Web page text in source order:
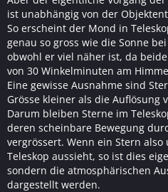
ist unabhängig von der
So erscheint der Mond in
genau so gross wie die Sonne
obwohl er viel näher ist, da
von 30 Winkelminuten am
Eine gewisse Ausnahme sind
Grösse kleiner als die Auflösung
Darum bleiben Sterne im
deren scheinbare Bewegung
vergrössert. Wenn ein Stern
Teleskop aussieht, so ist dies
sondern die atmosphärischen
dargestellt werden.